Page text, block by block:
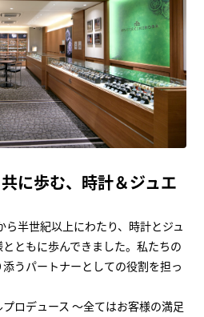
に歩む、時計＆ジュエ
半世紀以上にわたり、時計とジュ
ともに歩んできました。私たちの
うパートナーとしての役割を担っ
ロデュース ～全てはお客様の満足